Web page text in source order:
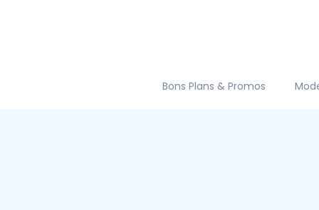
Bons Plans & Promos